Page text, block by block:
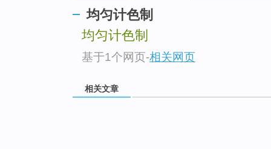
均匀计色制
均匀计色制
基于1个网页-相关网页
相关文章